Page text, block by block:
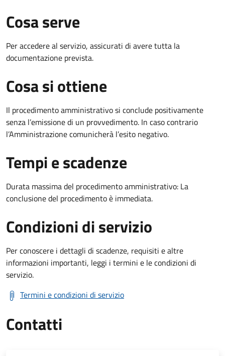
Cosa serve
Per accedere al servizio, assicurati di avere tutta la
documentazione prevista.
Cosa si ottiene
Il procedimento amministrativo si conclude positivamente
senza l’emissione di un provvedimento. In caso contrario
l’Amministrazione comunicherà l’esito negativo.
Tempi e scadenze
Durata massima del procedimento amministrativo: La
conclusione del procedimento è immediata.
Condizioni di servizio
Per conoscere i dettagli di scadenze, requisiti e altre
informazioni importanti, leggi i termini e le condizioni di
servizio.
Termini e condizioni di servizio
Contatti